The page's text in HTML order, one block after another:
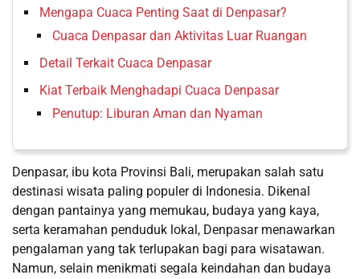
Mengapa Cuaca Penting Saat di Denpasar?
Cuaca Denpasar dan Aktivitas Luar Ruangan
Detail Terkait Cuaca Denpasar
Kiat Terbaik Menghadapi Cuaca Denpasar
Penutup: Liburan Aman dan Nyaman
Denpasar, ibu kota Provinsi Bali, merupakan salah satu
destinasi wisata paling populer di Indonesia. Dikenal
dengan pantainya yang memukau, budaya yang kaya,
serta keramahan penduduk lokal, Denpasar menawarkan
pengalaman yang tak terlupakan bagi para wisatawan.
Namun, selain menikmati segala keindahan dan budaya